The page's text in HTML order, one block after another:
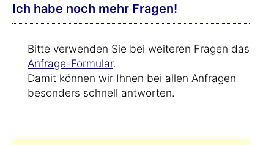
Ich habe noch mehr Fragen!
Bitte verwenden Sie bei weiteren Fragen das
Anfrage-Formular.
Damit können wir Ihnen bei allen Anfragen
besonders schnell antworten.